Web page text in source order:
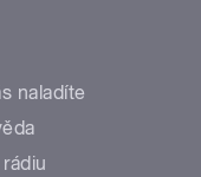
naladíte